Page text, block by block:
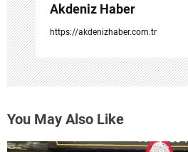
Akdeniz Haber
https://akdenizhaber.com.tr
You May Also Like